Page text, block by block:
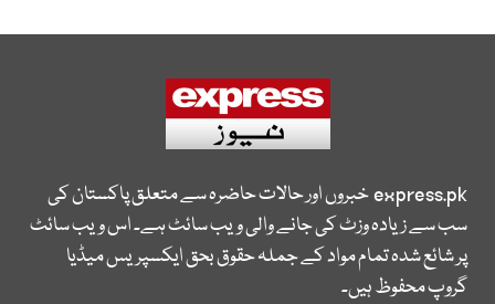
express.pkخبروں اور حالات حاضرہ سے متعلق پاکستان کی
سب سے زیادہ وزٹ کی جانے والی ویب سائٹ ہے۔ اس ویب سائٹ
پر شائع شدہ تمام مواد کے جملہ حقوق بحق ایکسپریس میڈیا
گروپ محفوظ ہیں۔